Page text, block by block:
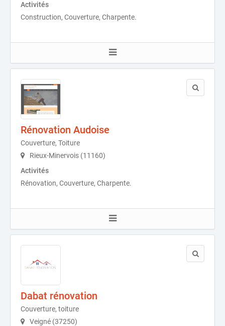
Activités
Construction, Couverture, Charpente.
Rénovation Audoise
Couverture, Toiture
Rieux-Minervois (11160)
Activités
Rénovation, Couverture, Charpente.
Dabat rénovation
Couverture, toiture
Veigné (37250)